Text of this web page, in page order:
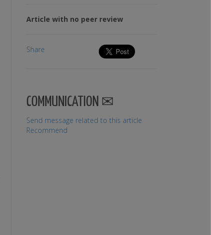
Article with no peer review
Share
COMMUNICATION
Send message related to this article
Recommend